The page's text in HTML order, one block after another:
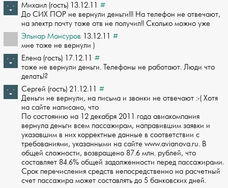
Михаил (гость) 13.12.11 #
До СИХ ПОР не вернули деньги!!! На телефон не отвечают,
на электр почту тоже отв ­не получил!! Сколько можно уже
Эльнар Мансуров 13.12.11 #
мне тоже не вернули )
Елена (гость) 17.12.11 #
тоже не вернули деньги. Телефоны не работают. Люди что
делать!?
Сергей (гость) 21.12.11 #
Деньги не вернули, на письма и звонки не отвечают :-( Хотя
на сайте написано, что­
По состоянию на 12 декабря 2011 года авиакомпания
вернула деньги всем пассажира­м, направившим заявки и
указавшим в них корректные данные в соответствии с
требов­аниями, указанными на сайте www.avianova.ru. В
общей сложности, возвращено 87.6 м­лн. рублей, что
составляет 84.6% общей задолженности перед пассажирами.
Срок пере­числения средств непосредственно на расчетный
счет пассажира может составлять до ­5 банковских дней.